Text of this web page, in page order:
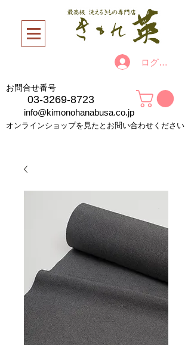
ログイン
お問合せ番号
03-3269-8723
info@kimonohanabusa.co.jp
オンラインショップを見たとお問い合わせください